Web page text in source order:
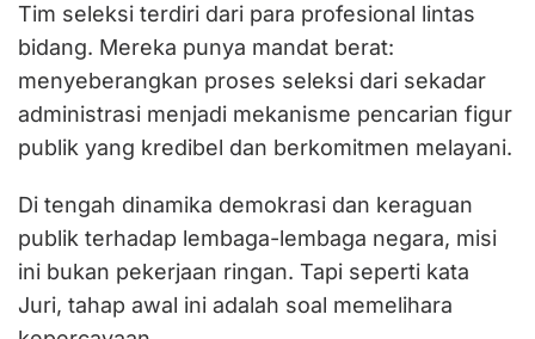
Tim seleksi terdiri dari para profesional lintas
bidang. Mereka punya mandat berat:
menyeberangkan proses seleksi dari sekadar
administrasi menjadi mekanisme pencarian figur
publik yang kredibel dan berkomitmen melayani.
Di tengah dinamika demokrasi dan keraguan
publik terhadap lembaga-lembaga negara, misi
ini bukan pekerjaan ringan. Tapi seperti kata
Juri, tahap awal ini adalah soal memelihara